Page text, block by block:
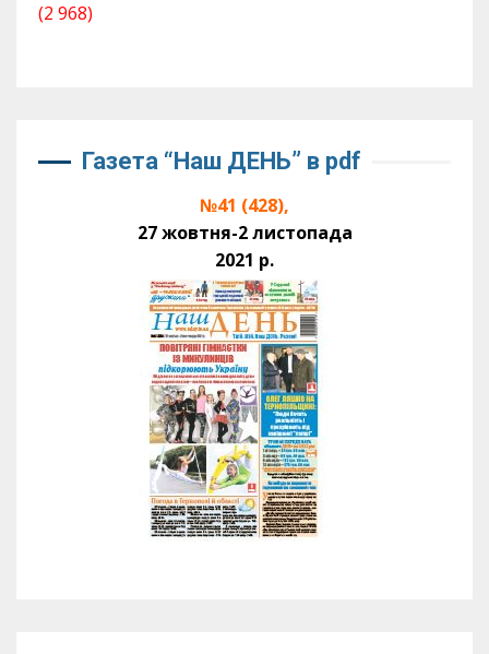
(2 968)
Газета “Наш ДЕНЬ” в pdf
№41 (428),
27 жовтня-2 листопада
2021 р.